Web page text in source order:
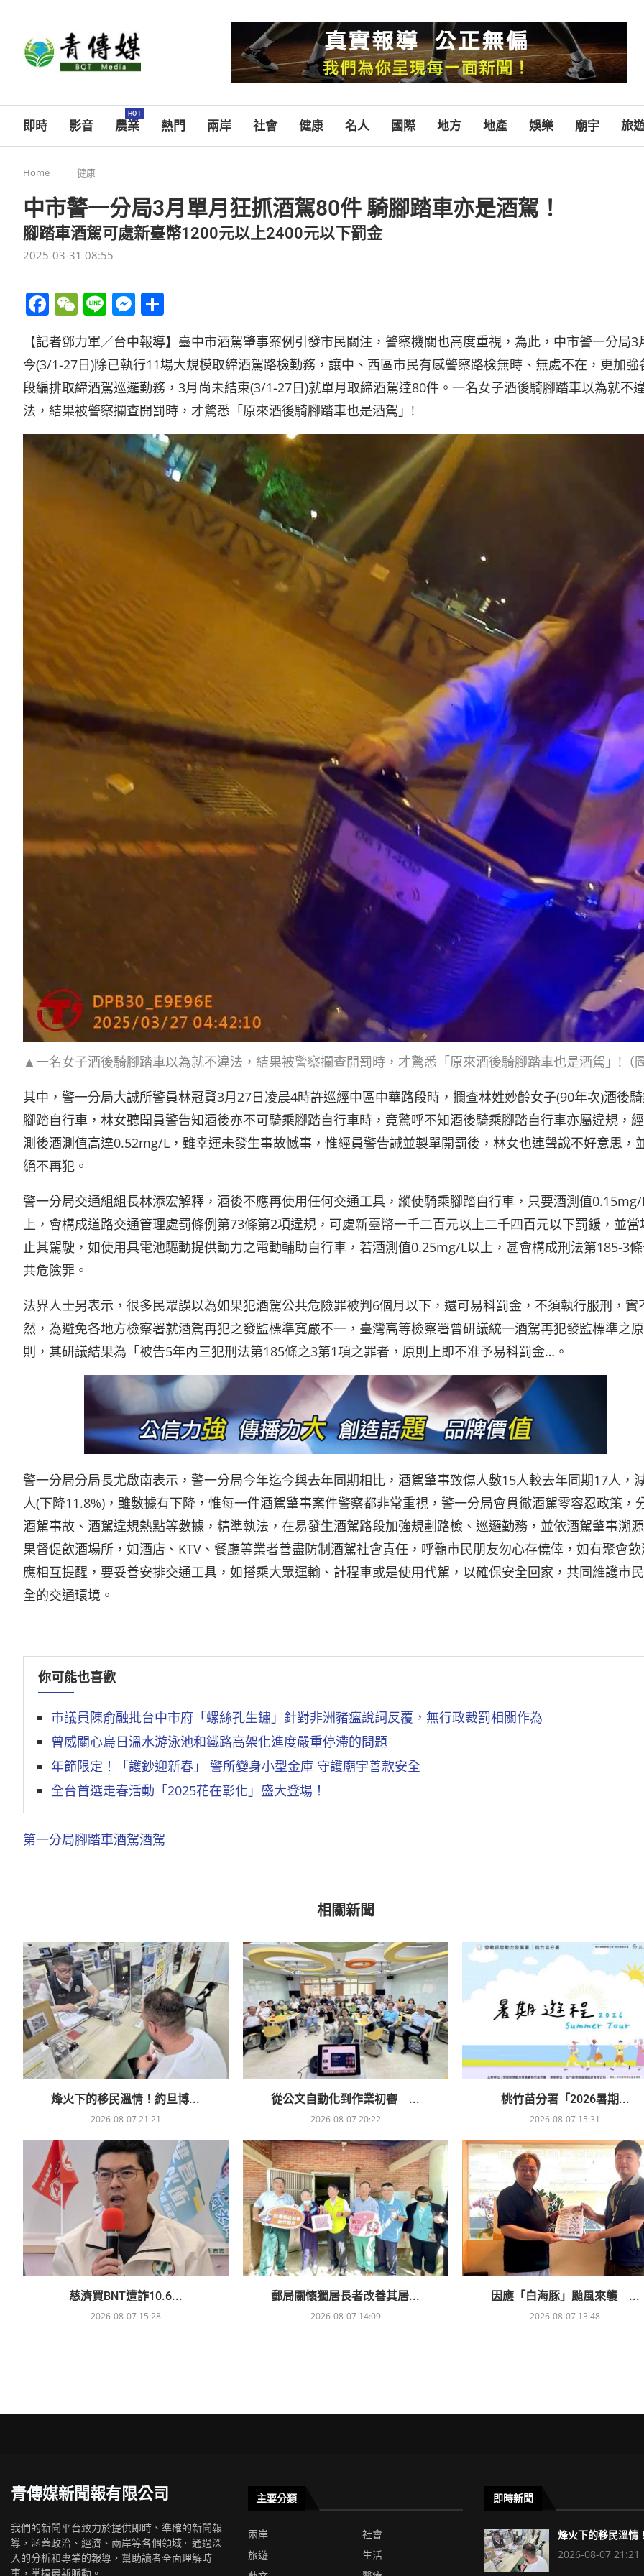
即時 影音 農業
HOT
熱門 兩岸 社會 健康 名人 國際 地方 地產 娛樂 廟宇 旅
Home 健康
中市警一分局3月單月狂抓酒駕80件 騎腳踏車亦是酒駕！
腳踏車酒駕可處新臺幣1200元以上2400元以下罰金
2025-03-31 08:55
Facebook
WeChat
LineMessenger
享
【記者鄧力軍／台中報導】臺中市酒駕肇事案例引發市民關注，警察機關也高度重視，為此，中市警一分局3
今(3/1-27日)除已執行11場大規模取締酒駕路檢勤務，讓中、西區市民有感警察路檢無時、無處不在，更加強
段編排取締酒駕巡邏勤務，3月尚未結束(3/1-27日)就單月取締酒駕達80件。一名女子酒後騎腳踏車以為就不
法，結果被警察攔查開罰時，才驚悉「原來酒後騎腳踏車也是酒駕」!
▲一名女子酒後騎腳踏車以為就不違法，結果被警察攔查開罰時，才驚悉「原來酒後騎腳踏車也是酒駕」!（
其中，警一分局大誠所警員林冠賢3月27日凌晨4時許巡經中區中華路段時，攔查林姓妙齡女子(90年次)酒後
腳踏自行車，林女聽聞員警告知酒後亦不可騎乘腳踏自行車時，竟驚呼不知酒後騎乘腳踏自行車亦屬違規，
測後酒測值高達0.52mg/L，雖幸運未發生事故憾事，惟經員警告誡並製單開罰後，林女也連聲說不好意思，
絕不再犯。
警一分局交通組組長林添宏解釋，酒後不應再使用任何交通工具，縱使騎乘腳踏自行車，只要酒測值
上，會構成道路交通管理處罰條例第73條第2項違規，可處新臺幣一千二百元以上二千四百元以下罰鍰，並當
止其駕駛，如使用具電池驅動提供動力之電動輔助自行車，若酒測值0.25mg/L以上，甚會構成刑法第185-3
共危險罪。
法界人士另表示，很多民眾誤以為如果犯酒駕公共危險罪被判6個月以下，還可易科罰金，不須執行服刑，實
然，為避免各地方檢察署就酒駕再犯之發監標準寬嚴不一，臺灣高等檢察署曾研議統一酒駕再犯發監標準之原
則，其研議結果為「被告5年內三犯刑法第185條之3第1項之罪者，原則上即不准予易科罰金…。
警一分局分局長尤啟南表示，警一分局今年迄今與去年同期相比，酒駕肇事致傷人數15人較去年同期17人，
人(下降11.8%)，雖數據有下降，惟每一件酒駕肇事案件警察都非常重視，警一分局會貫徹酒駕零容忍政策，
酒駕事故、酒駕違規熱點等數據，精準執法，在易發生酒駕路段加強規劃路檢、巡邏勤務，並依酒駕肇事溯
果督促飲酒場所，如酒店、KTV、餐廳等業者善盡防制酒駕社會責任，呼籲市民朋友勿心存僥倖，如有聚會
應相互提醒，要妥善安排交通工具，如搭乘大眾運輸、計程車或是使用代駕，以確保安全回家，共同維護市
全的交通環境。
你可能也喜歡
市議員陳俞融批台中市府「螺絲孔生鏽」針對非洲豬瘟說詞反覆，無行政裁罰相關作為
曾威關心烏日溫水游泳池和鐵路高架化進度嚴重停滯的問題
年節限定！「護鈔迎新春」 警所變身小型金庫 守護廟宇善款安全
全台首選走春活動「2025花在彰化」盛大登場！
第一分局腳踏車酒駕酒駕
相關新聞
烽火下的移民溫情！約旦博...
2026-08-07 21:21
從公文自動化到作業初審 ...
2026-08-07 20:22
桃竹苗分署「2026暑期...
2026-08-07 15:31
慈濟買BNT遭詐10.6...
2026-08-07 15:28
郵局關懷獨居長者改善其居...
2026-08-07 14:09
因應「白海豚」颱風來襲 ...
2026-08-07 13:48
青傳媒新聞報有限公司
我們的新聞平台致力於提供即時、準確的新聞報
導，涵蓋政治、經濟、兩岸等各個領域。通過深
入的分析和專業的報導，幫助讀者全面理解時
事，掌握最新脈動。
主要分類
兩岸
社會
旅遊
生活
即時新聞
烽火下的移民溫情
2026-08-07 21:21